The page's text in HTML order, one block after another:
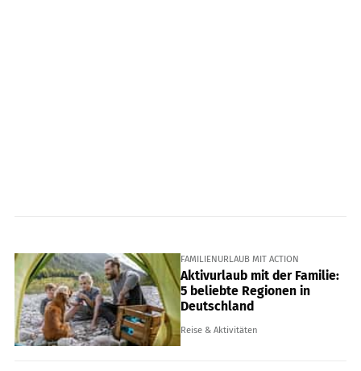
FAMILIENURLAUB MIT ACTION
Aktivurlaub mit der Familie:
5 beliebte Regionen in
Deutschland
Reise & Aktivitäten